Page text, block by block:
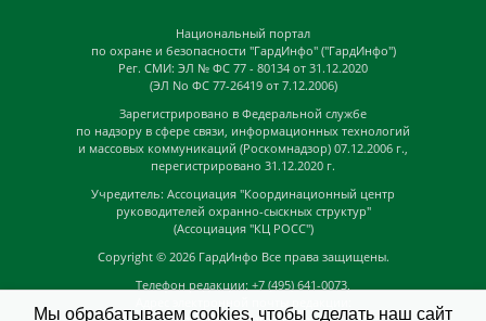
Национальный портал
по охране и безопасности "ГардИнфо" ("ГардИнфо")
Рег. СМИ: ЭЛ № ФС 77 - 80134 от 31.12.2020
(ЭЛ No ФС 77-26419 от 7.12.2006)
Зарегистрировано в Федеральной службе
по надзору в сфере связи, информационных технологий
и массовых коммуникаций (Роскомнадзор) 07.12.2006 г.,
перегистрировано 31.12.2020 г.
Учредитель: Ассоциация "Координационный центр
руководителей охранно-сыскных структур"
(Ассоциация "КЦ РОСС")
Copyright © 2026 ГардИнфо Все права защищены.
Телефон редакции: +7 (495) 641-0073,
Мы обрабатываем cookies, чтобы сделать наш сайт